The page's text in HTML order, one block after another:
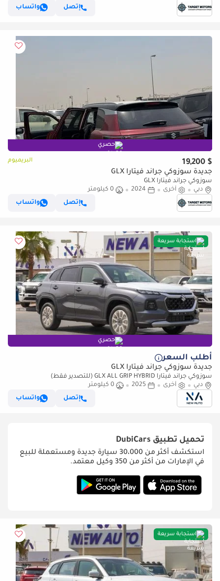
إتصل
واتساب
حصري
$ 19,200 البريميوم
جديدة سوزوكي جراند فيتارا GLX
سوزوكي جراند فيتارا GLX
دبي
أخرى 2024
0 كيلومتر
إتصل
واتساب
استجابة سريعة
حصري
أطلب السعر
جديدة سوزوكي جراند فيتارا GLX
سوزوكي جراند فيتارا GLX ALL GRIP HYBRID (للتصدير فقط)
دبي
أخرى 2025
0 كيلومتر
إتصل
واتساب
تحميل تطبيق DubiCars
استكشف أكثر من 30،000 سيارة جديدة ومستعملة للبيع
في الإمارات من أكثر من 350 وكيل معتمد.
استجابة سريعة